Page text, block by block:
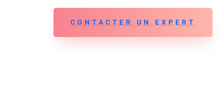
CONTACTER UN EXPERT